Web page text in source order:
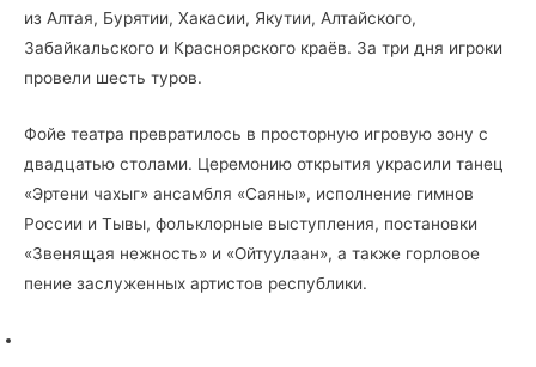
из Алтая, Бурятии, Хакасии, Якутии, Алтайского,
Забайкальского и Красноярского краёв. За три дня игроки
провели шесть туров.
Фойе театра превратилось в просторную игровую зону с
двадцатью столами. Церемонию открытия украсили танец
«Эртени чахыг» ансамбля «Саяны», исполнение гимнов
России и Тывы, фольклорные выступления, постановки
«Звенящая нежность» и «Ойтуулаан», а также горловое
пение заслуженных артистов республики.